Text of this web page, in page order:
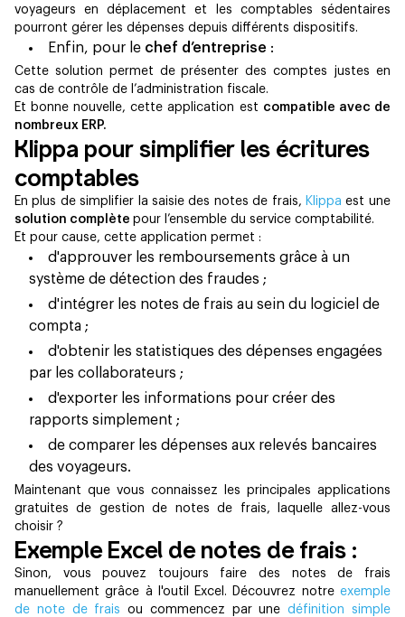
voyageurs en déplacement et les comptables sédentaires
pourront gérer les dépenses depuis différents dispositifs.
Enfin, pour le chef d’entreprise :
Cette solution permet de présenter des comptes justes en
cas de contrôle de l’administration fiscale.
Et bonne nouvelle, cette application est compatible avec de
nombreux ERP.
Klippa pour simplifier les écritures
comptables
En plus de simplifier la saisie des notes de frais, Klippaest une
solution complète pour l’ensemble du service comptabilité.
Et pour cause, cette application permet :
d'approuver les remboursements grâce à un
système de détection des fraudes ;
d'intégrer les notes de frais au sein du logiciel de
compta ;
d'obtenir les statistiques des dépenses engagées
par les collaborateurs ;
d'exporter les informations pour créer des
rapports simplement ;
de comparer les dépenses aux relevés bancaires
des voyageurs.
Maintenant que vous connaissez les principales applications
gratuites de gestion de notes de frais, laquelle allez-vous
choisir ?
Exemple Excel de notes de frais :
Sinon, vous pouvez toujours faire des notes de frais
manuellement grâce à l'outil Excel. Découvrez notre exemple
de note de frais ou commencez par unedéfinition simple